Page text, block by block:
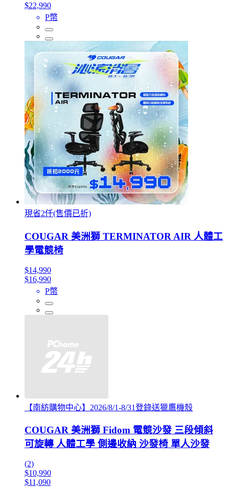
$22,990
P幣
現省2仟(售價已折)
COUGAR 美洲獅 TERMINATOR AIR 人體工
學電競椅
$14,990
$16,990
P幣
【南紡購物中心】2026/8/1-8/31登錄送獵鷹機殼
COUGAR 美洲獅 Fidom 電競沙發 三段傾斜
可旋轉 人體工學 側邊收納 沙發椅 單人沙發
(2)
$10,990
$11,090